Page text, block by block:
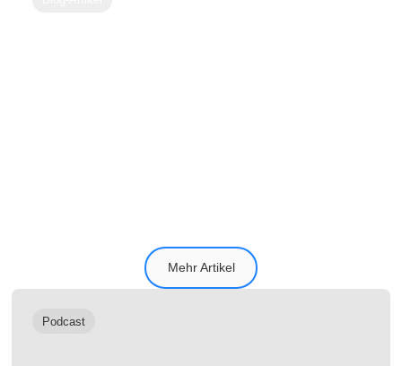
Mehr Artikel
Podcast